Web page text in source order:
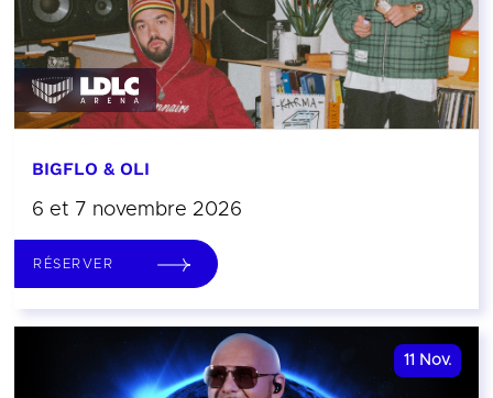
BIGFLO & OLI
6 et 7 novembre 2026
RÉSERVER
11 Nov.